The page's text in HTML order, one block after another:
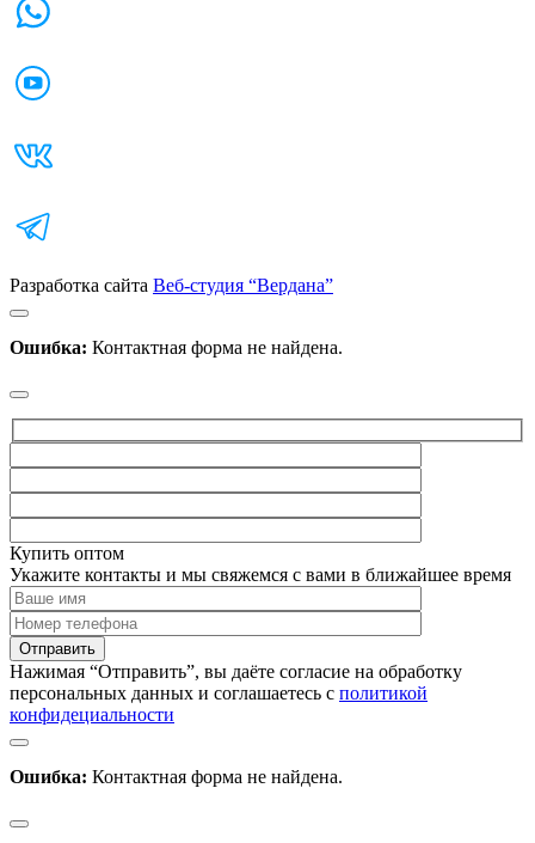
Разработка сайта Веб-студия “Вердана”
Ошибка: Контактная форма не найдена.
Купить оптом
Укажите контакты и мы свяжемся с вами в ближайшее время
Нажимая “Отправить”, вы даёте согласие на обработку
персональных данных и соглашаетесь с политикой
конфидециальности
Ошибка: Контактная форма не найдена.